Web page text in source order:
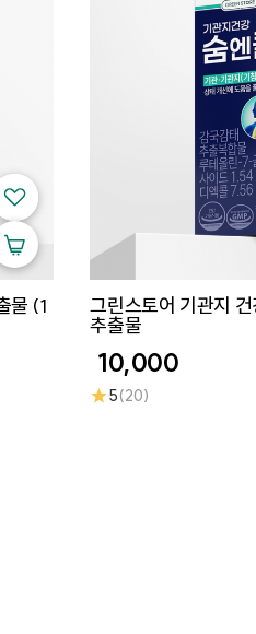
물 (1 그린스토어 기관지
추출물
10,000
★5(20)